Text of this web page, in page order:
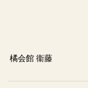
橘会館 衞藤